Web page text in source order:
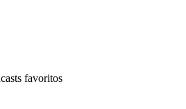
favoritos